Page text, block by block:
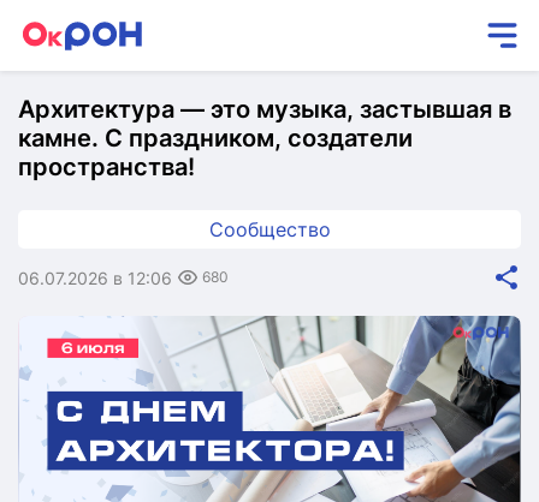
Архитектура — это музыка, застывшая в
камне. С праздником, создатели
пространства!
Сообщество
06.07.2026 в 12:06 680